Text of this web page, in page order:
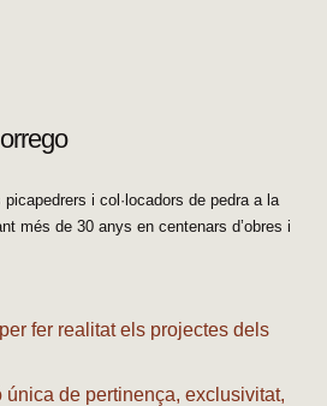
i col·locadors de pedra a la
més de 30 anys en centenars d’obres i
fer realitat els projectes dels
de pertinença, exclusivitat,